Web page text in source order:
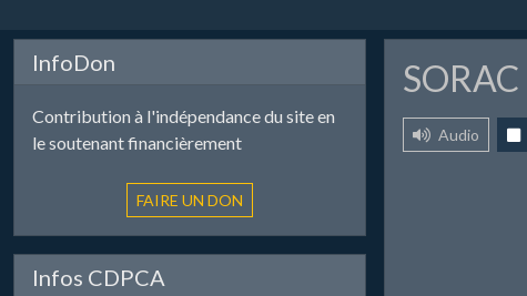
InfoDon
Contribution à l'indépendance du site en
le soutenant financièrement
Infos CDPCA
SORAC
Audio